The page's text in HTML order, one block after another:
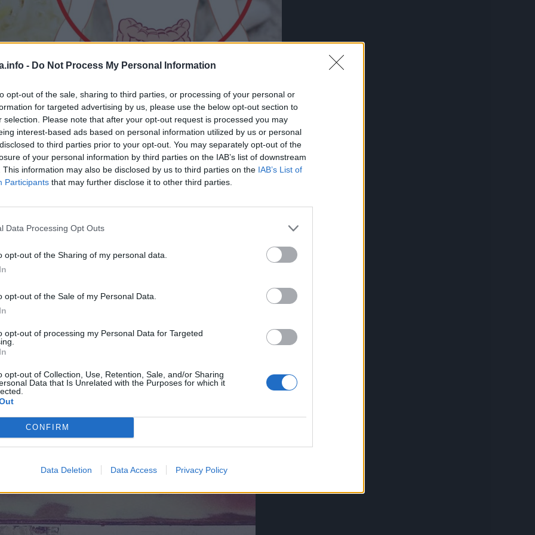
- Do Not Process My Personal Information
opt-out of the sale, sharing to third parties, or processing of your personal or
for targeted advertising by us, please use the below opt-out section to
selection. Please note that after your opt-out request is processed you may
interest-based ads based on personal information utilized by us or personal
to third parties prior to your opt-out. You may separately opt-out of the
of your personal information by third parties on the IAB’s list of downstream
This information may also be disclosed by us to third parties on the IAB’s List of
Participants that may further disclose it to other third parties.
Data Processing Opt Outs
opt-out of the Sharing of my personal data.
opt-out of the Sale of my Personal Data.
opt-out of processing my Personal Data for Targeted
opt-out of Collection, Use, Retention, Sale, and/or Sharing
Data that Is Unrelated with the Purposes for which it
CONFIRM
Data Deletion Data Access Privacy Policy
važno u ishranu uključiti hranu bogatu enzimima. A
procese fermentacije. Ova hrana pomaže poboljšanju
soka. Razne vrste bakterija pretvaraju skrob, šećer iz
za probavni trakt.